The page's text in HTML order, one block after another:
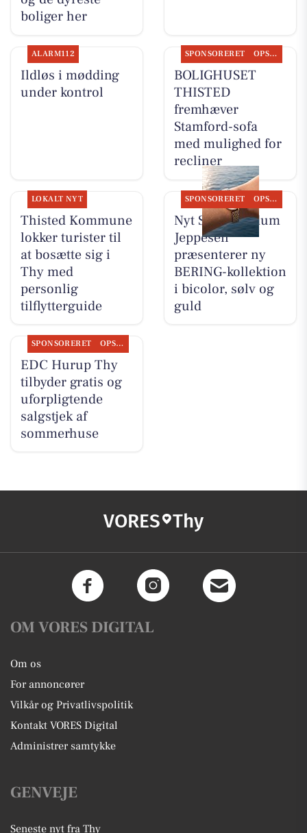
boliger her
ALARM112
Ildløs i mødding
under kontrol
SPONSORERET OPSLAGSTAVLEN
BOLIGHUSET
THISTED
fremhæver
Stamford-sofa
med mulighed for
recliner
LOKALT NYT
Thisted Kommune
lokker turister til
at bosætte sig i
Thy med
personlig
tilflytterguide
SPONSORERET OPSLAGSTAVLEN
Nyt Syn Brøndum
Jeppesen
præsenterer ny
BERING-kollektion
i bicolor, sølv og
guld
SPONSORERET OPSLAGSTAVLEN
EDC Hurup Thy
tilbyder gratis og
uforpligtende
salgstjek af
sommerhuse
VORES Thy
OM VORES DIGITAL
Om os
For annoncører
Vilkår og Privatlivspolitik
Kontakt VORES Digital
Administrer samtykke
GENVEJE
Seneste nyt fra Thy